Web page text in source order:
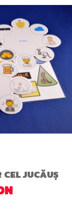
CEL JUCĂUȘ